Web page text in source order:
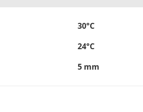
30°C
24°C
5 mm